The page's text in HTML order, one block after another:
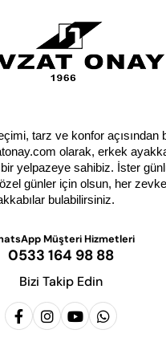
tarz ve konfor açısından
olarak, erkek
yelpazeye sahibiz. İster
günler için olsun, her
bulabilirsiniz.
Müşteri Hizmetleri
0533 164 98 88
Bizi Takip Edin